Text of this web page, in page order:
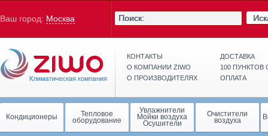
Ваш город: Москва
КОНТАКТЫ
О КОМПАНИИ ZIWO
О ПРОИЗВОДИТЕЛЯХ
ДОСТАВКА
100
ОПЛАТА
Кондиционеры Тепловое
оборудование
Увлажнители
Мойки воздуха
Осушители
Очистители
воздуха